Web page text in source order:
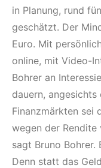
in Planung, rund
geschätzt. Der
Euro. Mit
online, mit Video-
Bohrer an
dauern,
Finanzmärkten sei
wegen der
sagt Bruno Bohrer.
Denn statt das